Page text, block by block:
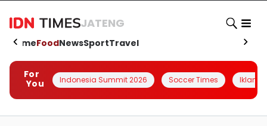
JATENG
HomeFoodNewsSportTravel
For
You
Indonesia Summit 2026 Soccer Times Iklanin